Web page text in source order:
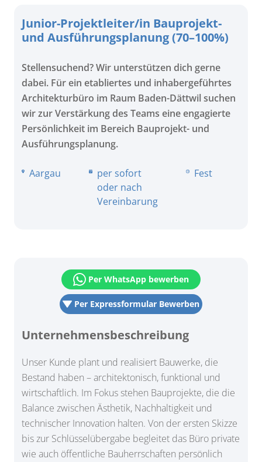
Junior-Projektleiter/in Bauprojekt-
und Ausführungsplanung (70–100%)
Stellensuchend? Wir unterstützen dich gerne
dabei. Für ein etabliertes und inhabergeführtes
Architekturbüro im Raum Baden-Dättwil suchen
wir zur Verstärkung des Teams eine engagierte
Persönlichkeit im Bereich Bauprojekt- und
Ausführungsplanung.
Aargau
per sofort
oder nach
Vereinbarung
Fest
Per Expressformular Bewerben
Per WhatsApp bewerben
Unternehmensbeschreibung
Unser Kunde plant und realisiert Bauwerke, die
Bestand haben – architektonisch, funktional und
wirtschaftlich. Im Fokus stehen Bauprojekte, die die
Balance zwischen Ästhetik, Nachhaltigkeit und
technischer Innovation halten. Von der ersten Skizze
bis zur Schlüsselübergabe begleitet das Büro private
wie auch öffentliche Bauherrschaften persönlich